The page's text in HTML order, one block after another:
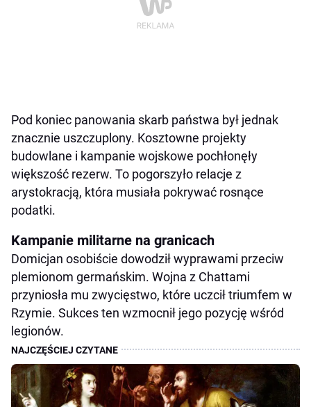
Pod koniec panowania skarb państwa był jednak
znacznie uszczuplony. Kosztowne projekty
budowlane i kampanie wojskowe pochłonęły
większość rezerw. To pogorszyło relacje z
arystokracją, która musiała pokrywać rosnące
podatki.
Kampanie militarne na granicach
Domicjan osobiście dowodził wyprawami przeciw
plemionom germańskim. Wojna z Chattami
przyniosła mu zwycięstwo, które uczcił triumfem w
Rzymie. Sukces ten wzmocnił jego pozycję wśród
legionów.